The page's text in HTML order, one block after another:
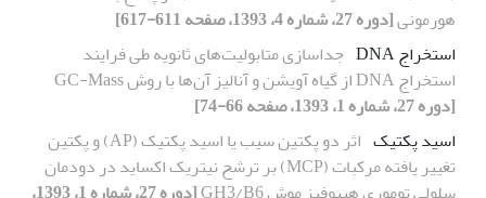
هورمونی[دوره 27، شماره 4، 1393، صفحه 611-617]
استخراج DNA
جداسازی متابولیت‌های ثانویه طی فرایند
استخراج DNA از گیاه آویشن و آنالیز آن‌ها با روش GC-Mass
[دوره 27، شماره 1، 1393، صفحه 66-74]
اسید پکتیک
اثر دو پکتین سیب یا اسید پکتیک (AP) و پکتین
تغییر یافته مرکبات (MCP) بر ترشح نیتریک اکساید در دودمان